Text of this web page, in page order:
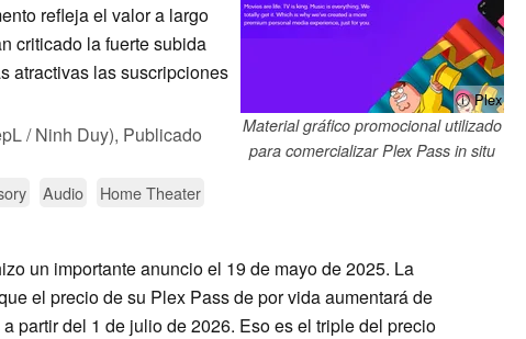
ⓘ Plex
Material gráfico promocional utilizado
para comercializar Plex Pass in situ
refleja el valor a largo
criticado la fuerte subida
atractivas las suscripciones
/ Ninh Duy), Publicado
Audio
Home Theater
un importante anuncio el 19 de mayo de 2025. La
el precio de su Plex Pass de por vida aumentará de
partir del 1 de julio de 2026. Eso es el triple del precio